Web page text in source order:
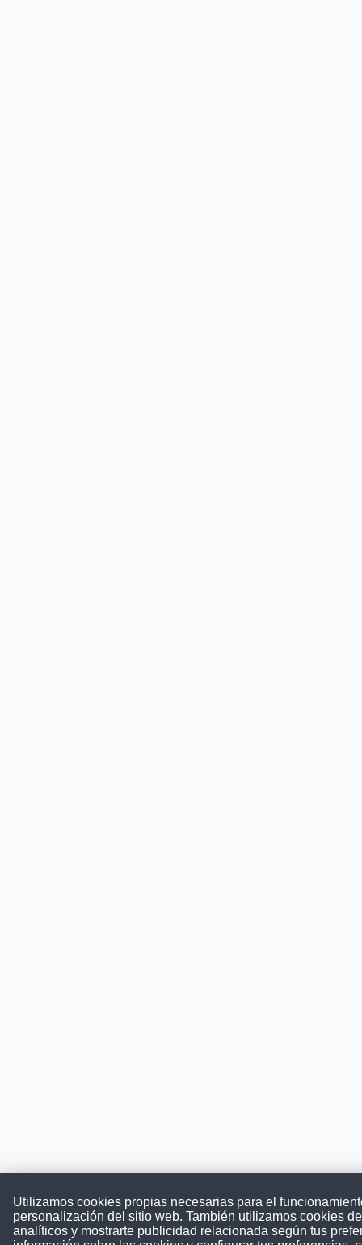
Utilizamos cookies propias necesarias para el
personalización del sitio web. También utilizamos cookies
analíticos y mostrarte publicidad relacionada según tus